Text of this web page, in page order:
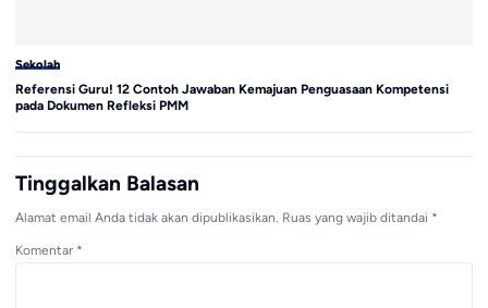
Sekolah
Referensi Guru! 12 Contoh Jawaban Kemajuan Penguasaan Kompetensi
pada Dokumen Refleksi PMM
Tinggalkan Balasan
Alamat email Anda tidak akan dipublikasikan. Ruas yang wajib ditandai *
Komentar *